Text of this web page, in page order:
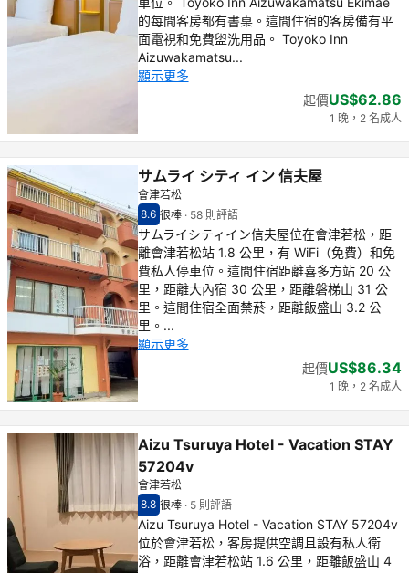
的每間客房都有書桌。這間住宿的客房備有平
面電視和免費盥洗用品。 Toyoko Inn
Aizuwakamatsu...
顯示更多
起價US$62.86
1 晚，2 名成人
サムライ シティ イン 信夫屋
會津若松
住客評分（滿分 10 分） 8.6
8.6
很棒 - 之前住客的感想, 58 則評語
很棒· 58 則評語
サムライシティイン信夫屋位在會津若松，距
離會津若松站 1.8 公里，有 WiFi（免費）和免
費私人停車位。這間住宿距離喜多方站 20 公
里，距離大內宿 30 公里，距離磐梯山 31 公
里。這間住宿全面禁菸，距離飯盛山 3.2 公
里。...
顯示更多
起價US$86.34
1 晚，2 名成人
Aizu Tsuruya Hotel - Vacation STAY
57204v
會津若松
住客評分（滿分 10 分） 8.8
8.8
很棒 - 之前住客的感想, 5 則評語
很棒· 5 則評語
Aizu Tsuruya Hotel - Vacation STAY 57204v
位於會津若松，客房提供空調且設有私人衛
浴，距離會津若松站 1.6 公里，距離飯盛山 4